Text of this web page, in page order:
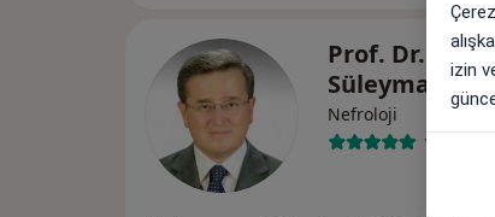
Prof. Dr.
Süleymanlar
Nefroloji
13 görüş
izin